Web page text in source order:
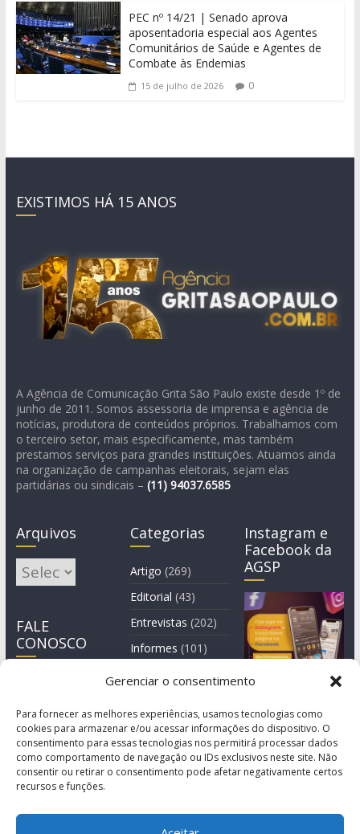
Gerenciar o consentimento
Para fornecer as melhores experiências, usamos tecnologias como
cookies para armazenar e/ou acessar informações do dispositivo. O
consentimento para essas tecnologias nos permitirá processar dados
como comportamento de navegação ou IDs exclusivos neste site. Não
consentir ou retirar o consentimento pode afetar negativamente certos
recursos e funções.
PEC nº 14/21 | Senado aprova
aposentadoria especial aos Agentes
Comunitários de Saúde e Agentes de
Combate às Endemias
15 de julho de 2026 0
EXISTIMOS HÁ 15 ANOS
A Agência de Comunicação Grita São Paulo existe desde 1º de
junho de 2011. Somos assessoria de imprensa e agência de
notícias, produtora de conteúdos próprios. Trabalhamos com
o terceiro setor, mais especificamente, mas também
prestamos serviços para grandes instituições. Atuamos ainda
na organização de campanhas eleitorais, sejam elas
partidárias ou sindicais – (11) 94037.6585
Arquivos
Arquivos
FALE
CONOSCO
Categorias
Artigo (269)
Editorial (43)
Entrevistas (202)
Informes (101)
Manchete
Instagram e
Facebook da
AGSP